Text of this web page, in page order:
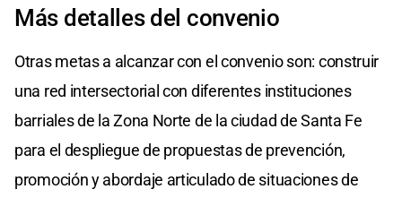
Más detalles del convenio
Otras metas a alcanzar con el convenio son: construir
una red intersectorial con diferentes instituciones
barriales de la Zona Norte de la ciudad de Santa Fe
para el despliegue de propuestas de prevención,
promoción y abordaje articulado de situaciones de